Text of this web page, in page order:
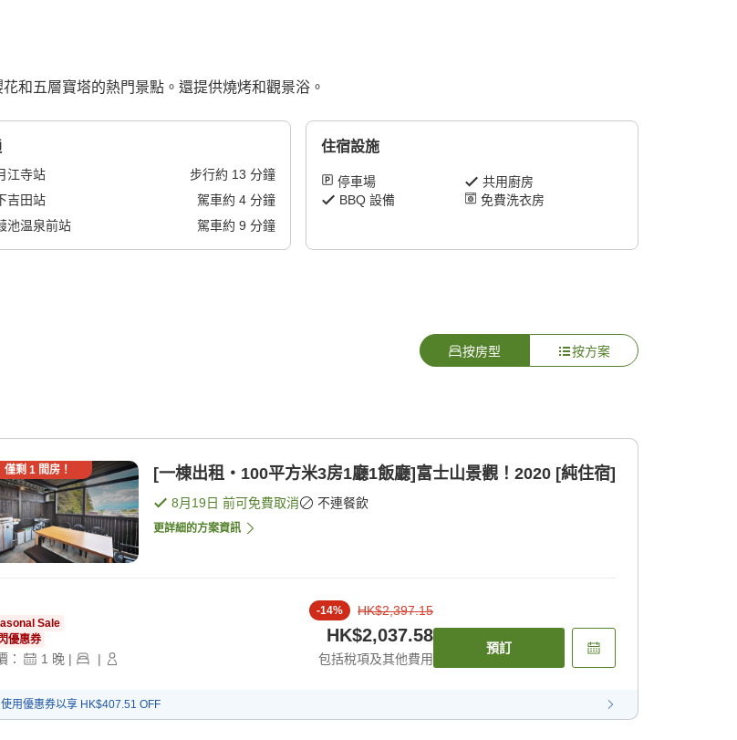
和五層寶塔的熱門景點。還提供燒烤和觀景浴。
江寺站 步行約 13 分鐘
吉田站
駕車約 4分鐘
池温泉前站
駕車約 9 分鐘
住宿設施
停車場
共用廚房
BBQ 設備
免費洗衣房
按房型 按方案
僅剩 1間房！ [一棟出租・100平方米3房1廳1飯廳]富士山景觀！2020 [純住宿]
8月19日 前可免費取消 不連餐飲
更詳細的方案資訊
Sale
優惠券
： 1 晚 | |
-14% HK$2,397.15
HK$2,037.58
包括稅項及其他費用
預訂
使用優惠券以享 HK$407.51 OFF